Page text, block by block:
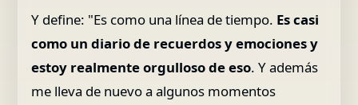
Y define: "Es como una línea de tiempo. Es casi
como un diario de recuerdos y emociones y
estoy realmente orgulloso de eso. Y además
me lleva de nuevo a algunos momentos